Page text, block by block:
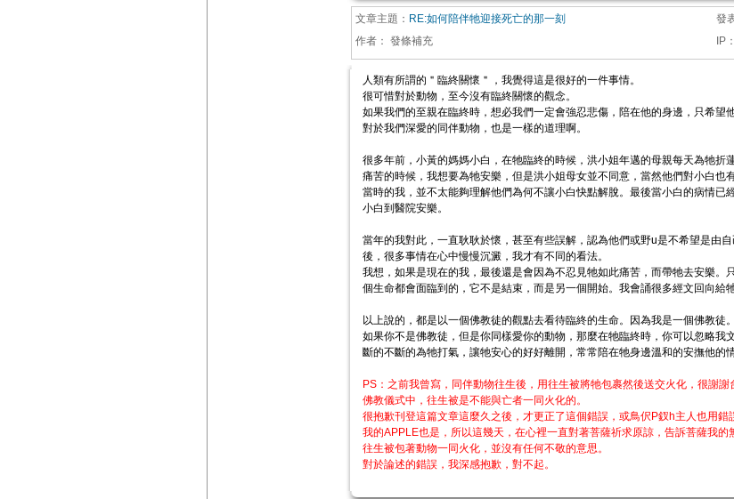
文章主題： RE:如何陪伴牠迎接死亡的那一刻 發
作者： 發條補充 IP ：
人類有所謂的＂臨終關懷＂，我覺得這是很好的一件事情。
很可惜對於動物，至今沒有臨終關懷的觀念。
如果我們的至親在臨終時，想必我們一定會強忍悲傷，陪在他的身邊，只希望
對於我們深愛的同伴動物，也是一樣的道理啊。
很多年前，小黃的媽媽小白，在牠臨終的時候，洪小姐年邁的母親每天為牠折
痛苦的時候，我想要為牠安樂，但是洪小姐母女並不同意，當然他們對小白也
當時的我，並不太能夠理解他們為何不讓小白快點解脫。最後當小白的病情已
小白到醫院安樂。
當年的我對此，一直耿耿於懷，甚至有些誤解，認為他們或野u是不希望是由
後，很多事情在心中慢慢沉澱，我才有不同的看法。
我想，如果是現在的我，最後還是會因為不忍見牠如此痛苦，而帶牠去安樂。
個生命都會面臨到的，它不是結束，而是另一個開始。我會誦很多經文回向給
以上說的，都是以一個佛教徒的觀點去看待臨終的生命。因為我是一個佛教徒。
如果你不是佛教徒，但是你同樣愛你的動物，那麼在牠臨終時，你可以忽略我
斷的不斷的為牠打氣，讓牠安心的好好離開，常常陪在牠身邊溫和的安撫他的
PS：之前我曾寫，同伴動物往生後，用往生被將牠包裹然後送交火化，很謝
佛教儀式中，往生被是不能與亡者一同火化的。
很抱歉刊登這篇文章這麼久之後，才更正了這個錯誤，或鳥伬P釵h主人也用錯
我的APPLE也是，所以這幾天，在心裡一直對著菩薩祈求原諒，告訴菩薩我
往生被包著動物一同火化，並沒有任何不敬的意思。
對於論述的錯誤，我深感抱歉，對不起。